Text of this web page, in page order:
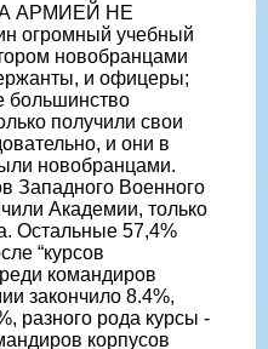
АРМИЕЙ НЕ
огромный учебный
новобранцами
и офицеры;
большинство
получили свои
и они в
новобранцами.
Западного Военного
Академии, только
Остальные 57,4%
“курсов
командиров
закончило 8.4%,
разного рода курсы -
корпусов